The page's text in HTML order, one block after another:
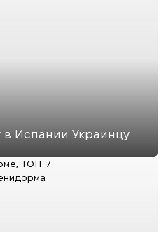
в Испании Украинцу